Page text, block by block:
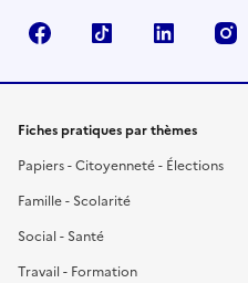
FacebookTikTok LinkedIn
Fiches pratiques par thèmes
Papiers - Citoyenneté - Élections
Famille - Scolarité
Social - Santé
Travail - Formation